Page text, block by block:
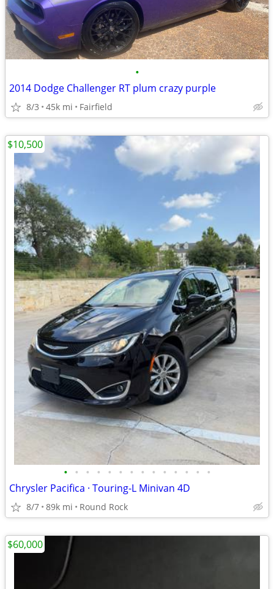
•
2014 Dodge Challenger RT plum crazy purple
8/3 45k mi Fairfield
• • • • • • • • • • • • • •
Chrysler Pacifica · Touring-L Minivan 4D
8/7 89k mi Round Rock
$10,500
$60,000